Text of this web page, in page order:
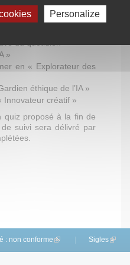
»
en « Explorateur des
éthique de l’IA »
Innovateur créatif »
quiz proposé à la fin de
suivi sera délivré par
: non conforme (link is external)
Sigles(link
Personalize